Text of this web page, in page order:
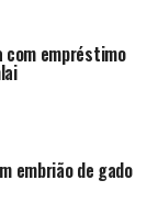
com empréstimo
embrião de gado